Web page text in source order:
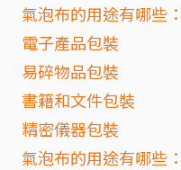
氣泡布的用途有哪些
電子產品包裝
易碎物品包裝
書籍和文件包裝
精密儀器包裝
氣泡布的用途有哪些